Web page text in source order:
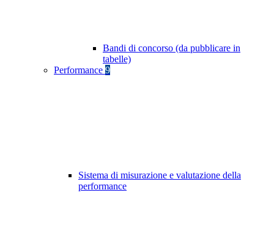
Bandi di concorso (da pubblicare in
tabelle)
Performance 9
Sistema di misurazione e valutazione della
performance